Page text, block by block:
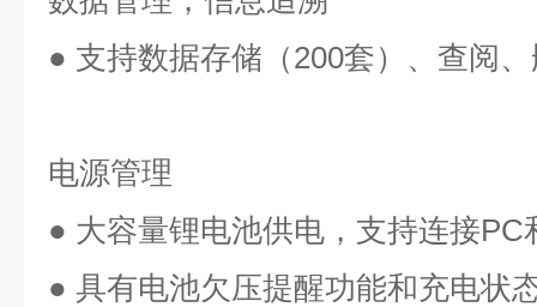
● 支持数据存储（200套）、查阅
电源管理
● 大容量锂电池供电，支持连接PC
● 具有电池欠压提醒功能和充电状